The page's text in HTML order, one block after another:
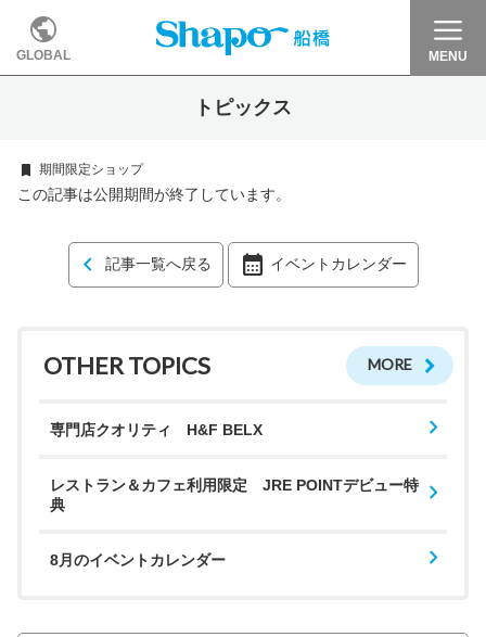
GLOBAL MENU
トピックス
期間限定ショップ
この記事は公開期間が終了しています。
記事一覧へ戻る イベントカレンダー
OTHER TOPICS MORE
専門店クオリティ H&F BELX
レストラン＆カフェ利用限定 JRE POINTデビュー特
典
8月のイベントカレンダー